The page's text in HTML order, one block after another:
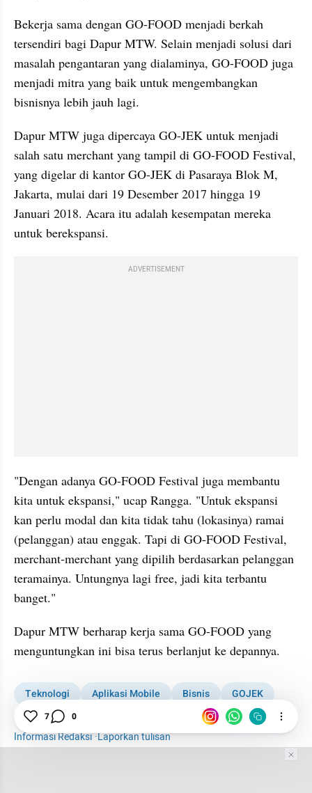
Bekerja sama dengan GO-FOOD menjadi berkah
tersendiri bagi Dapur MTW. Selain menjadi solusi dari
masalah pengantaran yang dialaminya, GO-FOOD juga
menjadi mitra yang baik untuk mengembangkan
bisnisnya lebih jauh lagi.
Dapur MTW juga dipercaya GO-JEK untuk menjadi
salah satu merchant yang tampil di GO-FOOD Festival,
yang digelar di kantor GO-JEK di Pasaraya Blok M,
Jakarta, mulai dari 19 Desember 2017 hingga 19
Januari 2018. Acara itu adalah kesempatan mereka
untuk berekspansi.
ADVERTISEMENT
"Dengan adanya GO-FOOD Festival juga membantu
kita untuk ekspansi," ucap Rangga. "Untuk ekspansi
kan perlu modal dan kita tidak tahu (lokasinya) ramai
(pelanggan) atau enggak. Tapi di GO-FOOD Festival,
merchant-merchant yang dipilih berdasarkan pelanggan
teramainya. Untungnya lagi free, jadi kita terbantu
banget."
Dapur MTW berharap kerja sama GO-FOOD yang
menguntungkan ini bisa terus berlanjut ke depannya.
Teknologi Aplikasi Mobile Bisnis
GOJEK
Gojekin Aja
Informasi Redaksi·Laporkan tulisan
7 0